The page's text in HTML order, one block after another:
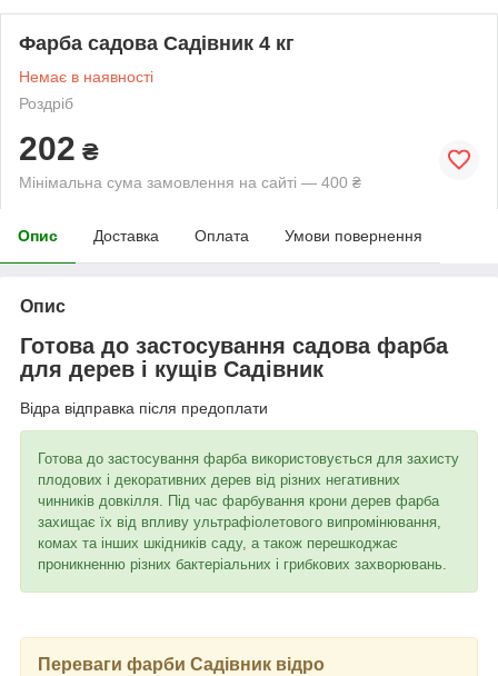
Фарба садова Садівник 4 кг
Немає в наявності
Роздріб
202 ₴
Мінімальна сума замовлення на сайті — 400 ₴
Опис Доставка Оплата Умови повернення
Опис
Готова до застосування садова фарба
для дерев і кущів Садівник
Відра відправка після предоплати
Готова до застосування фарба використовується для захисту
плодових і декоративних дерев від різних негативних
чинників довкілля. Під час фарбування крони дерев фарба
захищає їх від впливу ультрафіолетового випромінювання,
комах та інших шкідників саду, а також перешкоджає
проникненню різних бактеріальних і грибкових захворювань.
Переваги фарби Садівник відро